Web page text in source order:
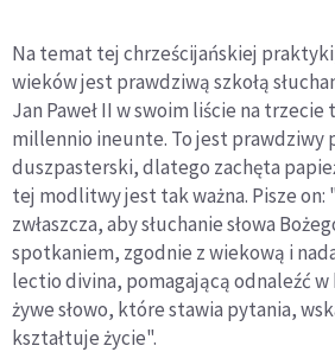
Na temat tej chrześcijańskiej
wieków jest prawdziwą szkołą
Jan Paweł II w swoim liście na
millennio ineunte. To jest prawdziwy
duszpasterski, dlatego zachęta
tej modlitwy jest tak ważna. Pisze on:
zwłaszcza, aby słuchanie słowa
spotkaniem, zgodnie z wiekową i
lectio divina, pomagającą odnaleźć
żywe słowo, które stawia pytania,
kształtuje życie".